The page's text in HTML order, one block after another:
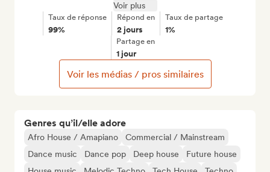
Genres qu’il/elle adore
Afro House / Amapiano
Commercial / Mainstream
Dance music
Dance pop Deep house
Future house
Voir plus
Taux de réponse
99%
Répond en
2 jours
Taux de partage
1%
Partage en
1 jour
Voir les médias / pros similaires